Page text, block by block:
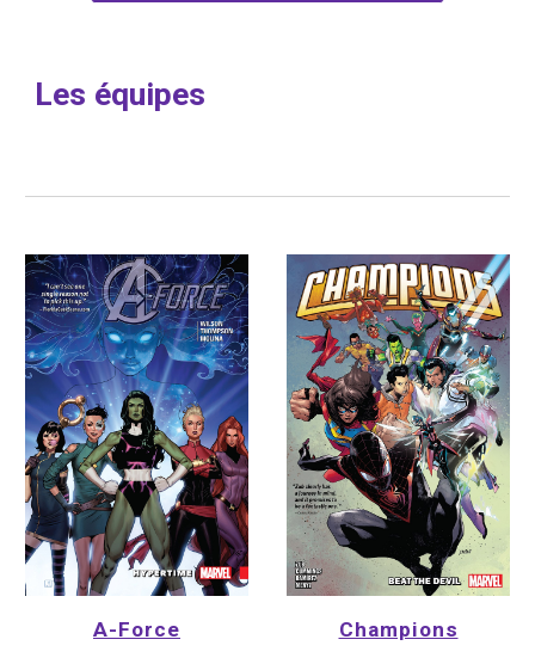
Les équipes
A-Force Champions